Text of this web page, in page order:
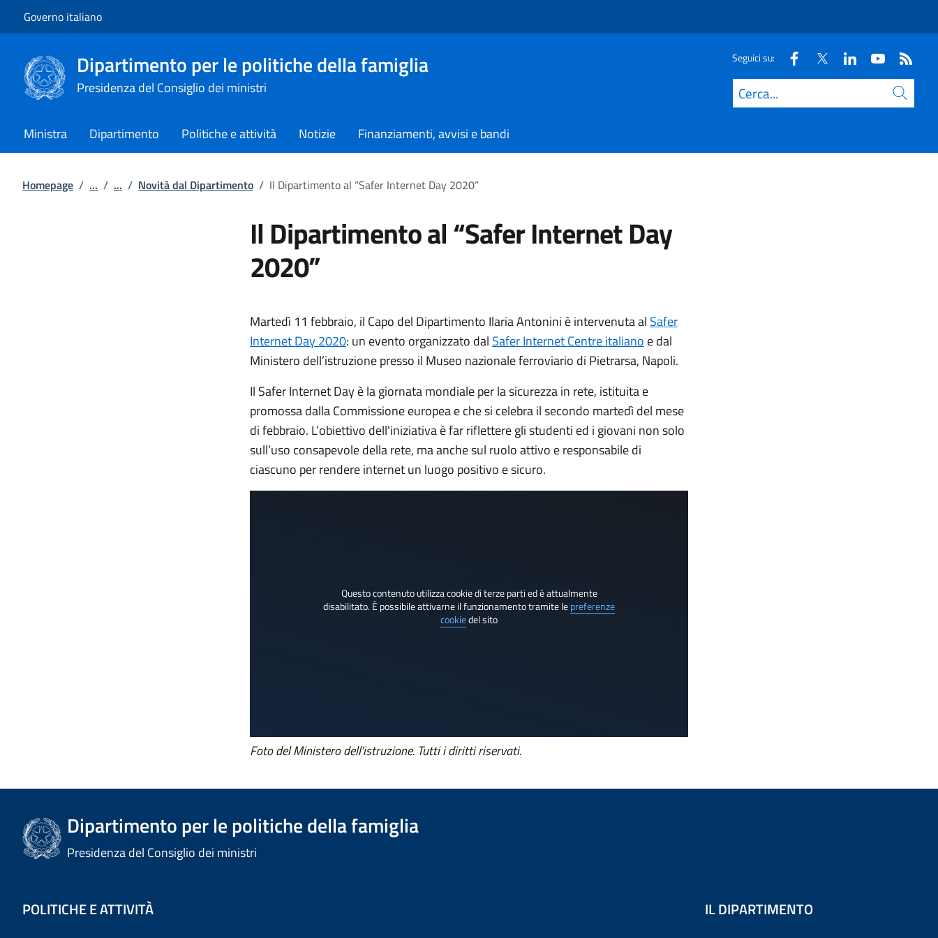
Governo italiano
Dipartimento per le politiche della famiglia
Presidenza del Consiglio dei ministri
Seguici su:
Cerca
Ministra Dipartimento Politiche e attività Notizie Finanziamenti, avvisi e bandi
Homepage / ... / ... / Novità dal Dipartimento / Il Dipartimento al “Safer Internet Day 2020”
Il Dipartimento al “Safer Internet Day
2020”
Martedì 11 febbraio, il Capo del Dipartimento Ilaria Antonini è intervenuta al Safer
Internet Day 2020: un evento organizzato dal Safer Internet Centre italiano e dal
Ministero dell’istruzione presso il Museo nazionale ferroviario di Pietrarsa, Napoli.
Il Safer Internet Day è la giornata mondiale per la sicurezza in rete, istituita e
promossa dalla Commissione europea e che si celebra il secondo martedì del mese
di febbraio. L’obiettivo dell'iniziativa è far riflettere gli studenti ed i giovani non solo
sull’uso consapevole della rete, ma anche sul ruolo attivo e responsabile di
ciascuno per rendere internet un luogo positivo e sicuro.
Questo contenuto utilizza cookie di terze parti ed è attualmente
disabilitato. È possibile attivarne il funzionamento tramite le preferenze
cookiedel sito
Foto del Ministero dell'istruzione. Tutti i diritti riservati.
Dipartimento per le politiche della famiglia
Presidenza del Consiglio dei ministri
POLITICHE E ATTIVITÀ IL DIPARTIMENTO